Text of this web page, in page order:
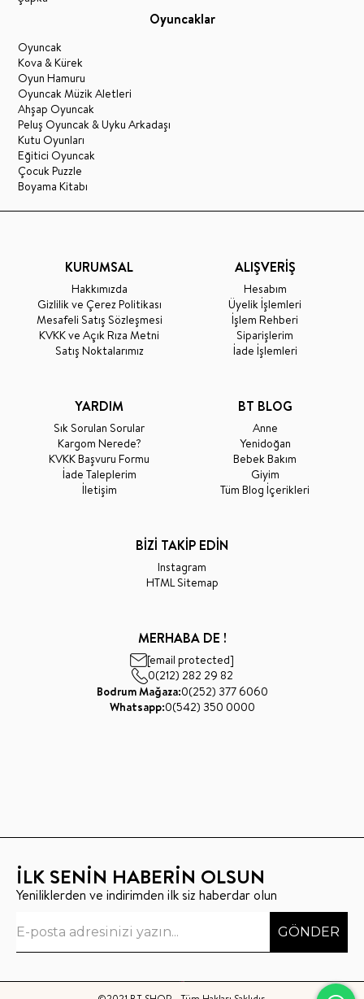
Oyuncaklar
Oyuncak
Kova & Kürek
Oyun Hamuru
Oyuncak Müzik Aletleri
Ahşap Oyuncak
Peluş Oyuncak & Uyku Arkadaşı
Kutu Oyunları
Eğitici Oyuncak
Çocuk Puzzle
Boyama Kitabı
KURUMSAL
Hakkımızda
Gizlilik ve Çerez Politikası
Mesafeli Satış Sözleşmesi
KVKK ve Açık Rıza Metni
Satış Noktalarımız
ALIŞVERİŞ
Hesabım
Üyelik İşlemleri
İşlem Rehberi
Siparişlerim
İade İşlemleri
YARDIM
Sık Sorulan Sorular
Kargom Nerede?
KVKK Başvuru Formu
İade Taleplerim
İletişim
BT BLOG
Anne
Yenidoğan
Bebek Bakım
Giyim
Tüm Blog İçerikleri
BİZİ TAKİP EDİN
Instagram
HTML Sitemap
MERHABA DE !
[email protected]
0(212) 282 29 82
Bodrum Mağaza:0(252) 377 6060
Whatsapp:0(542) 350 0000
İLK SENİN HABERİN OLSUN
Yeniliklerden ve indirimden ilk siz haberdar olun
GÖNDER